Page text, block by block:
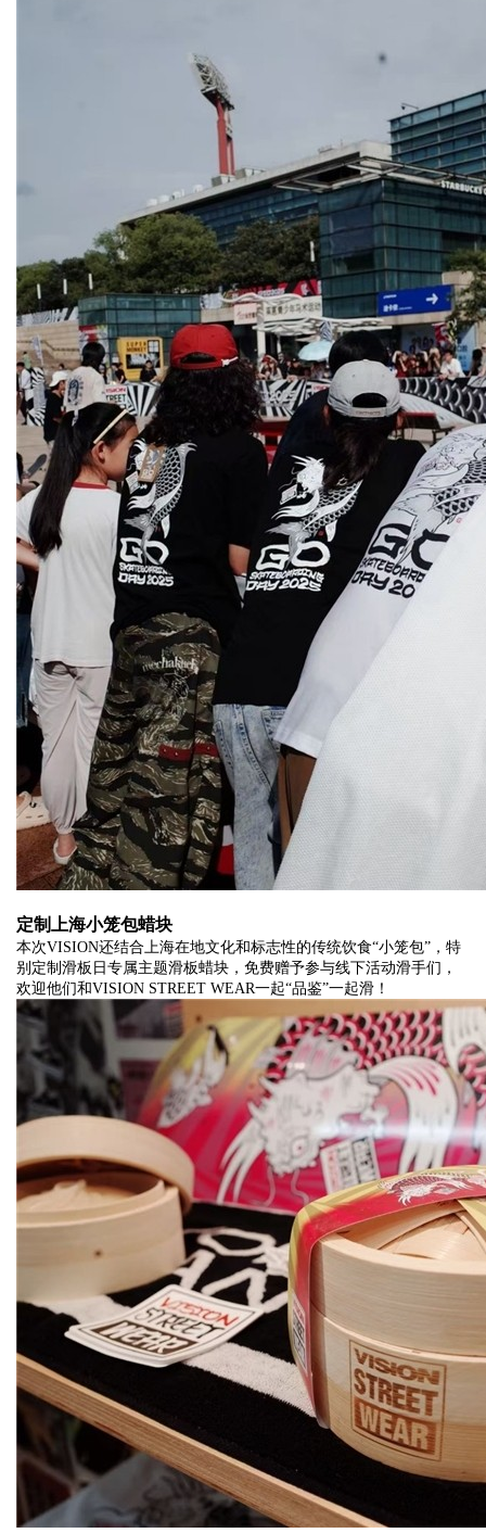
定制上海小笼包蜡块
本次VISION还结合上海在地文化和标志性的传统饮食“小笼包”，特
别定制滑板日专属主题滑板蜡块，免费赠予参与线下活动滑手们，
欢迎他们和VISION STREET WEAR一起“品鉴”一起滑！